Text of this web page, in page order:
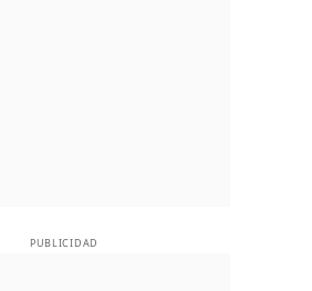
PUBLICIDAD